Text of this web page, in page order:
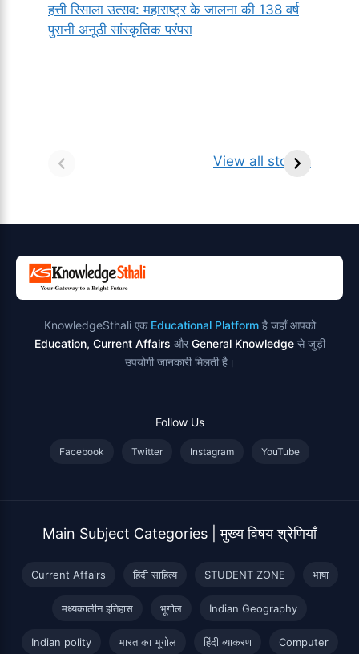
हत्ती रिसाला उत्सव: महाराष्ट्र के जालना की 138 वर्ष
पुरानी अनूठी सांस्कृतिक परंपरा
View all stories
किसे कहते है?
ज्योतिर्लिंग | नाम,
KnowledgeSthali एक Educational Platformहै जहाँ आपको
Education, Current Affairs और General Knowledgeसे जुड़ी
उपयोगी जानकारी मिलती है।
Follow Us
Facebook Twitter Instagram YouTube
Main Subject Categories | मुख्य विषय श्रेणियाँ
Current Affairs हिंदी साहित्य STUDENT ZONE भाषा
मध्यकालीन इतिहास भूगोल Indian Geography
Indian polity भारत का भूगोल हिंदी व्याकरण Computer